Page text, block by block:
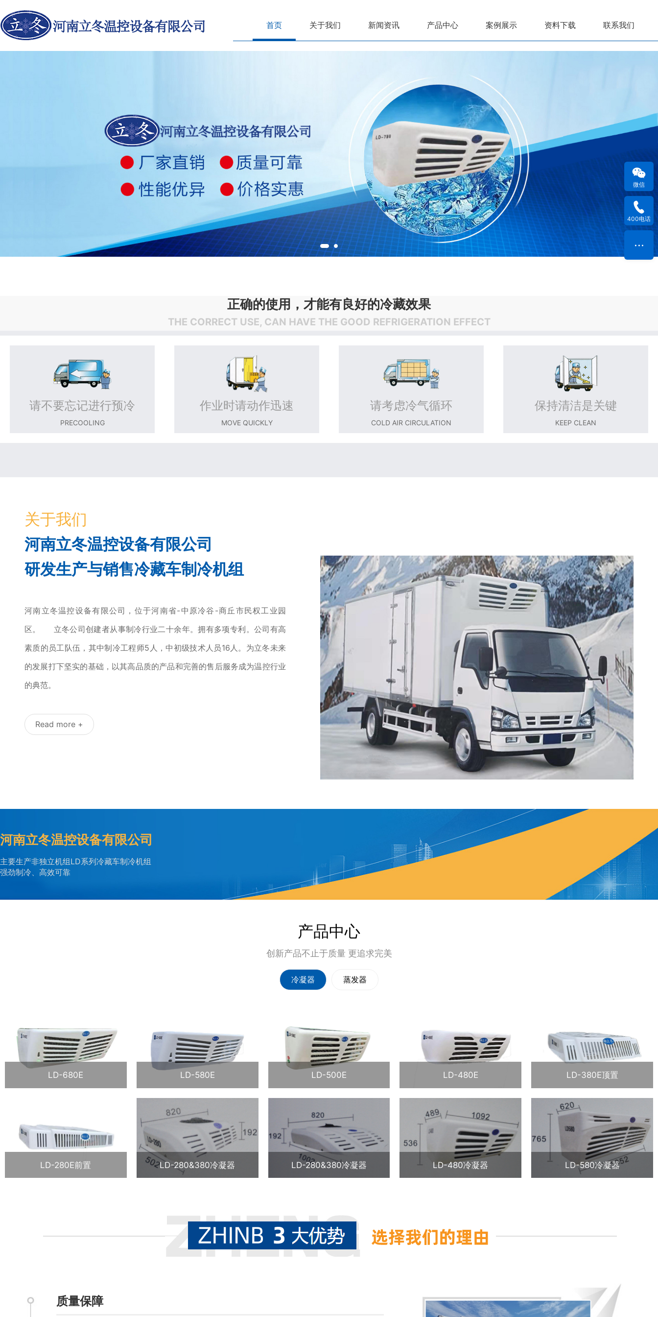
首页 关于我们 新闻资讯 产品中心 案例展示 资料下载 联系我们
正确的使用，才能有良好的冷藏效果
THE CORRECT USE, CAN HAVE THE GOOD REFRIGERATION EFFECT
请不要忘记进行预冷
PRECOOLING
作业时请动作迅速
MOVE QUICKLY
请考虑冷气循环
COLD AIR CIRCULATION
保持清洁是关键
KEEP CLEAN
关于我们
河南立冬温控设备有限公司
研发生产与销售冷藏车制冷机组
河南立冬温控设备有限公司，位于河南省-中原冷谷-商丘市民权工业园
区。 立冬公司创建者从事制冷行业二十余年。拥有多项专利。公司有高
素质的员工队伍，其中制冷工程师5人，中初级技术人员16人。为立冬未来
的发展打下坚实的基础，以其高品质的产品和完善的售后服务成为温控行业
的典范。
Read more +
河南立冬温控设备有限公司
主要生产非独立机组LD系列冷藏车制冷机组
强劲制冷、高效可靠
产品中心
创新产品不止于质量 更追求完美
冷凝器 蒸发器
LD-680E LD-580E LD-500E LD-480E LD-380E顶置
LD-280E前置 LD-280&380冷凝器 LD-280&380冷凝器 LD-480冷凝器 LD-580冷凝器
质量保障
微信
400电话